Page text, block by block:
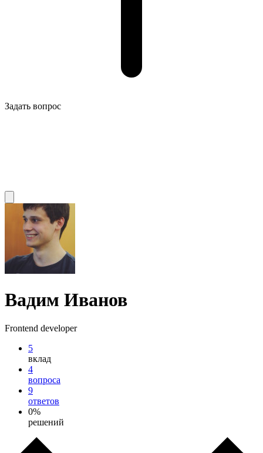
Задать вопрос
Вадим Иванов
Frontend developer
5
вклад
4
вопроса
9
ответов
0%
решений